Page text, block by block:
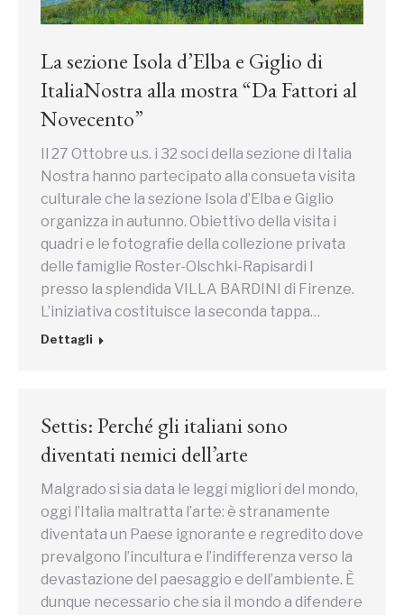
La sezione Isola d’Elba e Giglio di
ItaliaNostra alla mostra “Da Fattori al
Novecento”
Il 27 Ottobre u.s. i 32 soci della sezione di Italia
Nostra hanno partecipato alla consueta visita
culturale che la sezione Isola d’Elba e Giglio
organizza in autunno. Obiettivo della visita i
quadri e le fotografie della collezione privata
delle famiglie Roster-Olschki-Rapisardi I
presso la splendida VILLA BARDINI di Firenze.
L’iniziativa costituisce la seconda tappa…
Dettagli
Settis: Perché gli italiani sono
diventati nemici dell’arte
Malgrado si sia data le leggi migliori del mondo,
oggi l’Italia maltratta l’arte: è stranamente
diventata un Paese ignorante e regredito dove
prevalgono l’incultura e l’indifferenza verso la
devastazione del paesaggio e dell’ambiente. È
dunque necessario che sia il mondo a difendere